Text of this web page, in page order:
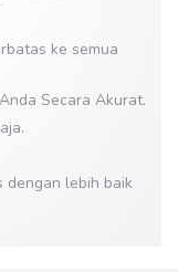
ke semua
Secara Akurat.
dengan lebih baik